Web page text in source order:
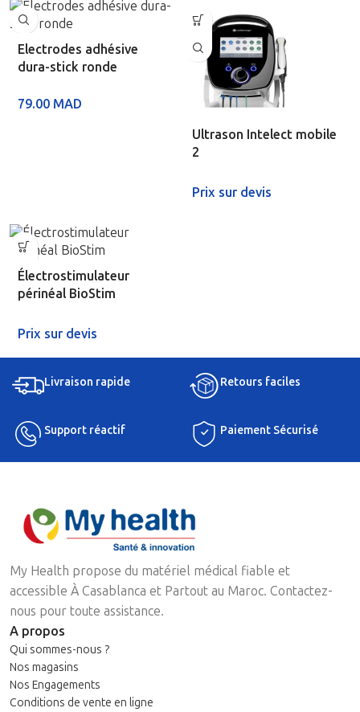
Electrodes adhésive
dura-stick ronde
79.00 MAD
Ultrason Intelect mobile
2
Prix sur devis
Électrostimulateur
périnéal BioStim
Prix sur devis
Livraison rapide Retours faciles
Support réactif Paiement Sécurisé
My Health propose du matériel médical fiable et
accessible À Casablanca et Partout au Maroc. Contactez-
nous pour toute assistance.
A propos
Qui sommes-nous ?
Nos magasins
Nos Engagements
Conditions de vente en ligne